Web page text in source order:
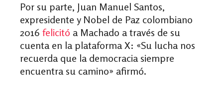
Por su parte, Juan Manuel Santos,
expresidente y Nobel de Paz colombiano
2016 felicitó a Machado a través de su
cuenta en la plataforma X: «Su lucha nos
recuerda que la democracia siempre
encuentra su camino» afirmó.